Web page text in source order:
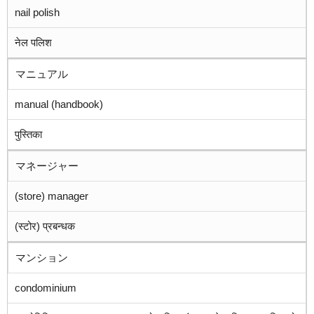
nail polish
नेल पलिश
マニュアル
manual (handbook)
पुस्तिका
マネージャー
(store) manager
(स्टोर) प्रबन्धक
マンション
condominium